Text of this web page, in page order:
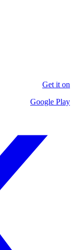
Get it on
Google Play